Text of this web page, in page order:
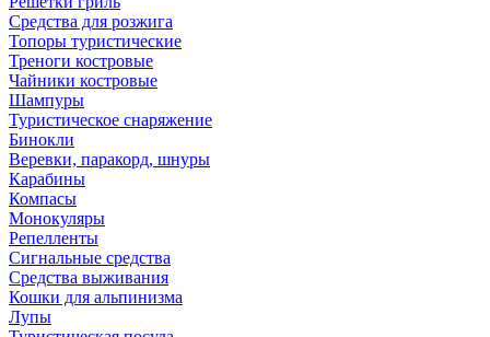
Средства для розжига
Топоры туристические
Треноги костровые
Чайники костровые
Шампуры
Туристическое снаряжение
Бинокли
Веревки, паракорд, шнуры
Карабины
Компасы
Монокуляры
Репелленты
Сигнальные средства
Средства выживания
Кошки для альпинизма
Лупы